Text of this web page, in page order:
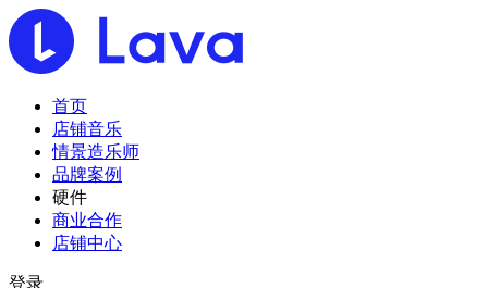
首页
店铺音乐
情景造乐师
品牌案例
硬件
商业合作
店铺中心
登录